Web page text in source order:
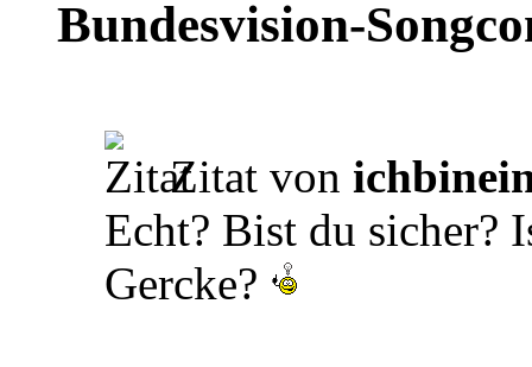
Bundesvision-
Zitat von
Echt? Bist du sicher?
Gercke?